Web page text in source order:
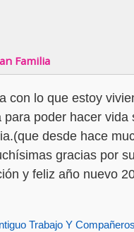
Familia
con lo que estoy
para poder hacer vida
desde hace
gracias por su
y feliz año nuevo
Trabajo Y Compañeros